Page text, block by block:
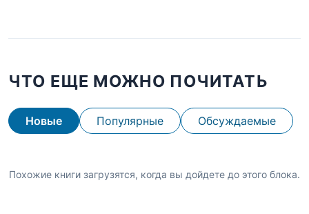
ЧТО ЕЩЕ МОЖНО ПОЧИТАТЬ
Новые Популярные Обсуждаемые
Похожие книги загрузятся, когда вы дойдете до этого блока.